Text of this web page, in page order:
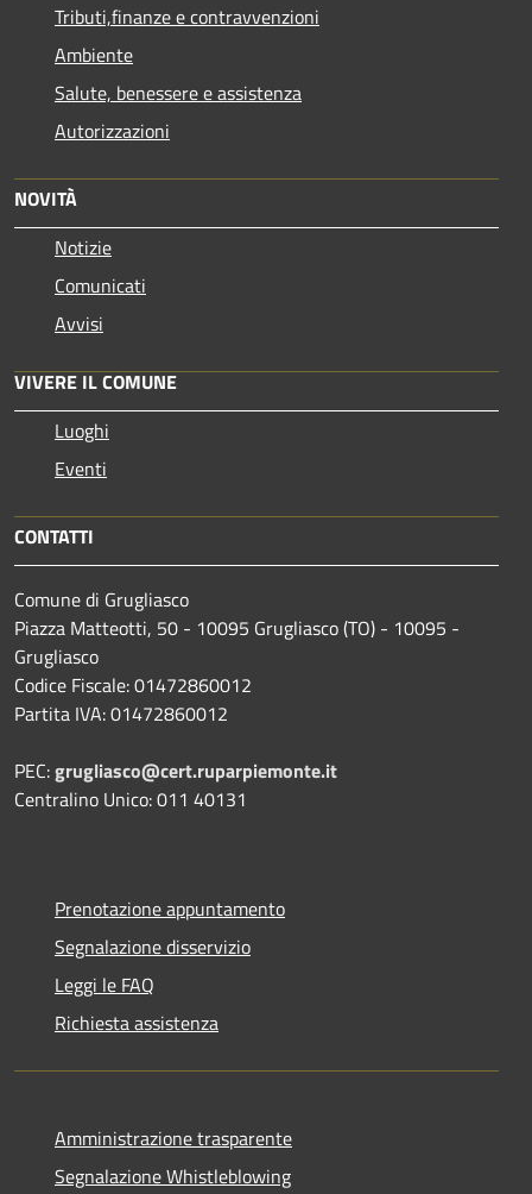
Tributi,finanze e contravvenzioni
Ambiente
Salute, benessere e assistenza
Autorizzazioni
NOVITÀ
Notizie
Comunicati
Avvisi
VIVERE IL COMUNE
Luoghi
Eventi
CONTATTI
Comune di Grugliasco
Piazza Matteotti, 50 - 10095 Grugliasco (TO) - 10095 -
Grugliasco
Codice Fiscale: 01472860012
Partita IVA: 01472860012
PEC:grugliasco@cert.ruparpiemonte.it
Centralino Unico: 011 40131
Prenotazione appuntamento
Segnalazione disservizio
Leggi le FAQ
Richiesta assistenza
Amministrazione trasparente
Segnalazione Whistleblowing